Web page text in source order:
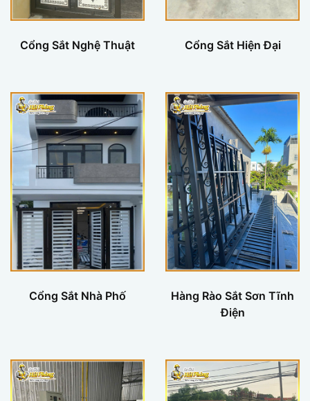
Cổng Sắt Nghệ Thuật Cổng Sắt Hiện Đại
Cổng Sắt Nhà Phố
Hàng Rào Sắt Sơn Tĩnh
Điện